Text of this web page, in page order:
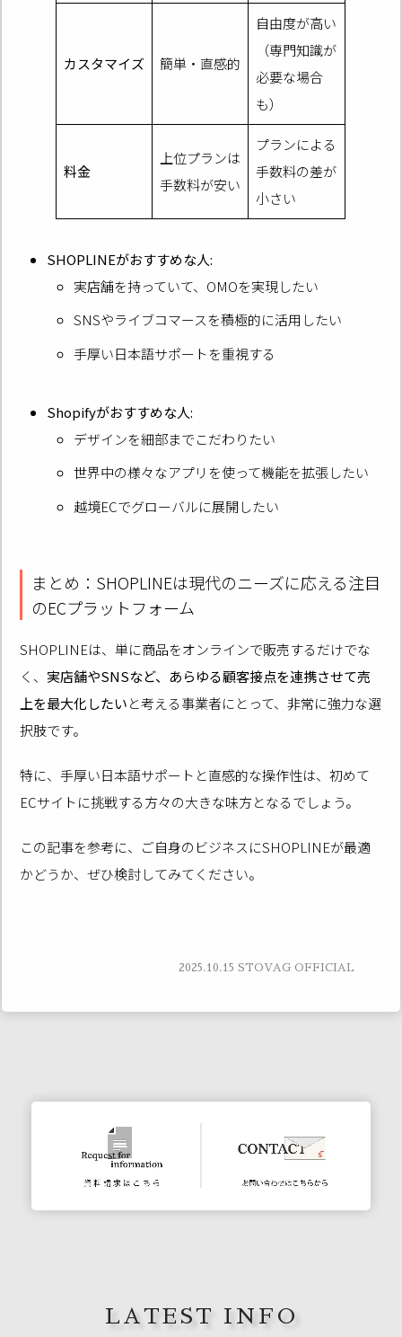
カスタマイズ 簡単・直感的
自由度が高い
（専門知識が
必要な場合
も）
料金
上位プランは
手数料が安い
プランによる
手数料の差が
小さい
SHOPLINEがおすすめな人:
実店舗を持っていて、OMOを実現したい
SNSやライブコマースを積極的に活用したい
手厚い日本語サポートを重視する
Shopifyがおすすめな人:
デザインを細部までこだわりたい
世界中の様々なアプリを使って機能を拡張したい
越境ECでグローバルに展開したい
まとめ：SHOPLINEは現代のニーズに応える注目
のECプラットフォーム
SHOPLINEは、単に商品をオンラインで販売するだけでな
く、 実店舗やSNSなど、あらゆる顧客接点を連携させて売
上を最大化したいと考える事業者にとって、非常に強力な選
択肢です。
特に、手厚い日本語サポートと直感的な操作性は、初めて
ECサイトに挑戦する方々の大きな味方となるでしょう。
この記事を参考に、ご自身のビジネスにSHOPLINEが最適
かどうか、ぜひ検討してみてください。
2025.10.15 STOVAG OFFICIAL
LATEST INFO